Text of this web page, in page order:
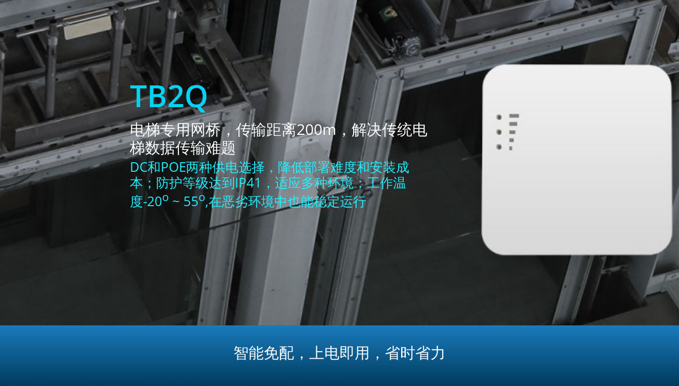
TB2Q
电梯专用网桥，传输距离200m，解决传统电
梯数据传输难题
DC和POE两种供电选择，降低部署难度和安装成
本；防护等级达到IP41，适应多种环境；工作温
度-20o ~ 55o,在恶劣环境中也能稳定运行
智能免配，上电即用，省时省力